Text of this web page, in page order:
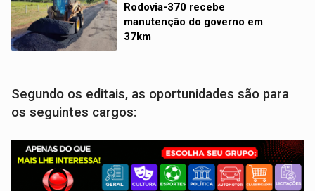
Rodovia-370 recebe
manutenção do governo em
37km
Segundo os editais, as oportunidades são para
os seguintes cargos: